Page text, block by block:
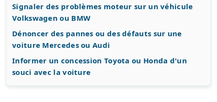
Signaler des problèmes moteur sur un véhicule
Volkswagen ou BMW
Dénoncer des pannes ou des défauts sur une
voiture Mercedes ou Audi
Informer un concession Toyota ou Honda d'un
souci avec la voiture